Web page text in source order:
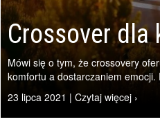
Crossover dla
Mówi się o tym, że crossovery
komfortu a dostarczaniem
23 lipca 2021 | Czytaj więcej ›